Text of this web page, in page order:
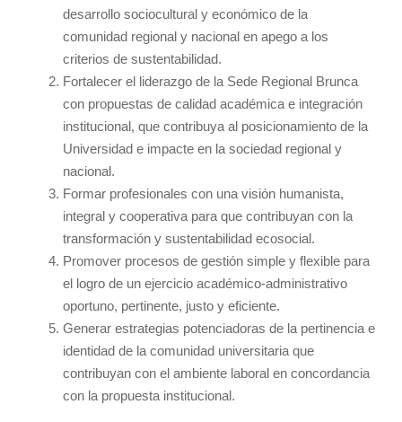
desarrollo sociocultural y económico de la
comunidad regional y nacional en apego a los
criterios de sustentabilidad.
Fortalecer el liderazgo de la Sede Regional Brunca
con propuestas de calidad académica e integración
institucional, que contribuya al posicionamiento de la
Universidad e impacte en la sociedad regional y
nacional.
Formar profesionales con una visión humanista,
integral y cooperativa para que contribuyan con la
transformación y sustentabilidad ecosocial.
Promover procesos de gestión simple y flexible para
el logro de un ejercicio académico-administrativo
oportuno, pertinente, justo y eficiente.
Generar estrategias potenciadoras de la pertinencia e
identidad de la comunidad universitaria que
contribuyan con el ambiente laboral en concordancia
con la propuesta institucional.